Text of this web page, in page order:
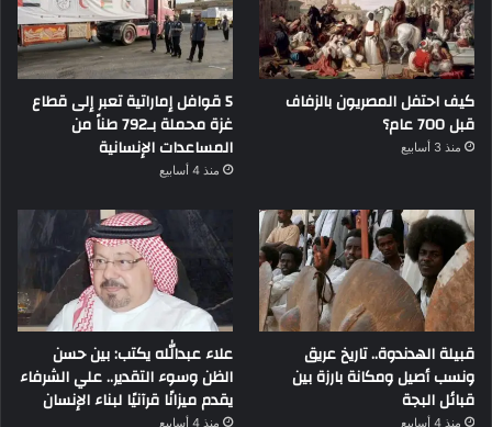
كيف احتفل المصريون بالزفاف
قبل 700 عام؟
منذ 3 أسابيع
5 قوافل إماراتية تعبر إلى قطاع
غزة محملة بـ792 طناً من
المساعدات الإنسانية
منذ 4 أسابيع
قبيلة الهدندوة.. تاريخ عريق
ونسب أصيل ومكانة بارزة بين
قبائل البجة
منذ 4 أسابيع
علاء عبدالله يكتب: بين حسن
الظن وسوء التقدير.. علي الشرفاء
يقدم ميزانًا قرآنيًا لبناء الإنسان
منذ 4 أسابيع